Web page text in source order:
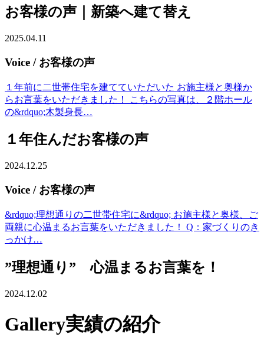
お客様の声｜新築へ建て替え
2025.04.11
Voice / お客様の声
１年前に二世帯住宅を建てていただいた お施主様と奥様か
らお言葉をいただきました！ こちらの写真は、２階ホール
の&rdquo;木製身長…
１年住んだお客様の声
2024.12.25
Voice / お客様の声
&rdquo;理想通りの二世帯住宅に&rdquo; お施主様と奥様、ご
両親に心温まるお言葉をいただきました！ Q：家づくりのき
っかけ…
”理想通り” 心温まるお言葉を！
2024.12.02
Gallery実績の紹介